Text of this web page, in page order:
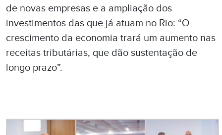
de novas empresas e a ampliação dos
investimentos das que já atuam no Rio: “O
crescimento da economia trará um aumento nas
receitas tributárias, que dão sustentação de
longo prazo”.